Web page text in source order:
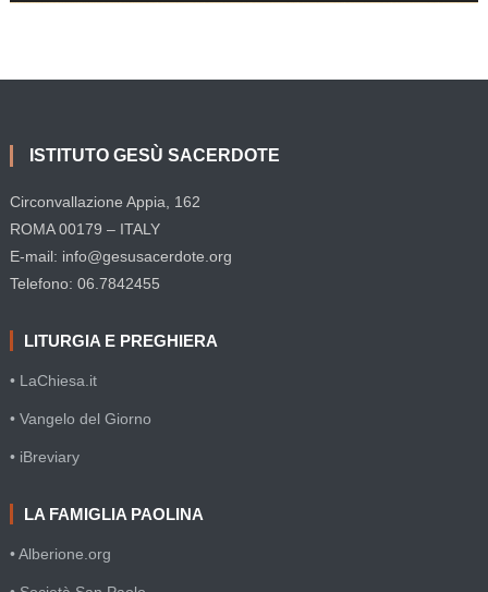
ISTITUTO GESÙ SACERDOTE
Circonvallazione Appia, 162
ROMA 00179 – ITALY
E-mail: info@gesusacerdote.org
Telefono: 06.7842455
LITURGIA E PREGHIERA
• LaChiesa.it
• Vangelo del Giorno
• iBreviary
LA FAMIGLIA PAOLINA
• Alberione.org